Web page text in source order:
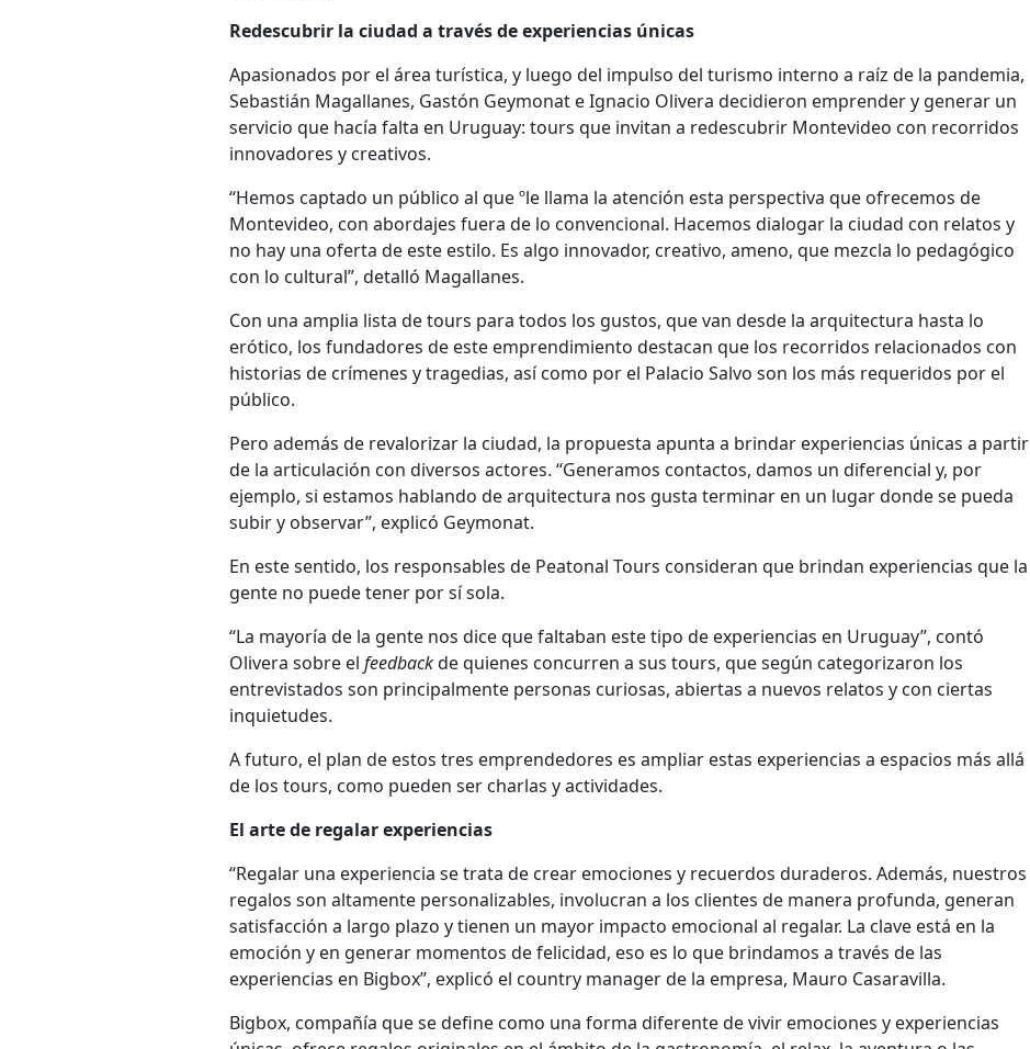
Redescubrir la ciudad a través de experiencias únicas
Apasionados por el área turística, y luego del impulso del turismo interno a raíz de la pandemia,
Sebastián Magallanes, Gastón Geymonat e Ignacio Olivera decidieron emprender y generar un
servicio que hacía falta en Uruguay: tours que invitan a redescubrir Montevideo con recorridos
innovadores y creativos.
“Hemos captado un público al que ºle llama la atención esta perspectiva que ofrecemos de
Montevideo, con abordajes fuera de lo convencional. Hacemos dialogar la ciudad con relatos y
no hay una oferta de este estilo. Es algo innovador, creativo, ameno, que mezcla lo pedagógico
con lo cultural”, detalló Magallanes.
Con una amplia lista de tours para todos los gustos, que van desde la arquitectura hasta lo
erótico, los fundadores de este emprendimiento destacan que los recorridos relacionados con
historias de crímenes y tragedias, así como por el Palacio Salvo son los más requeridos por el
público.
Pero además de revalorizar la ciudad, la propuesta apunta a brindar experiencias únicas a partir
de la articulación con diversos actores. “Generamos contactos, damos un diferencial y, por
ejemplo, si estamos hablando de arquitectura nos gusta terminar en un lugar donde se pueda
subir y observar”, explicó Geymonat.
En este sentido, los responsables de Peatonal Tours consideran que brindan experiencias que la
gente no puede tener por sí sola.
“La mayoría de la gente nos dice que faltaban este tipo de experiencias en Uruguay”, contó
Olivera sobre el feedbackde quienes concurren a sus tours, que según categorizaron los
entrevistados son principalmente personas curiosas, abiertas a nuevos relatos y con ciertas
inquietudes.
A futuro, el plan de estos tres emprendedores es ampliar estas experiencias a espacios más allá
de los tours, como pueden ser charlas y actividades.
El arte de regalar experiencias
“Regalar una experiencia se trata de crear emociones y recuerdos duraderos. Además, nuestros
regalos son altamente personalizables, involucran a los clientes de manera profunda, generan
satisfacción a largo plazo y tienen un mayor impacto emocional al regalar. La clave está en la
emoción y en generar momentos de felicidad, eso es lo que brindamos a través de las
experiencias en Bigbox”, explicó el country manager de la empresa, Mauro Casaravilla.
Bigbox, compañía que se define como una forma diferente de vivir emociones y experiencias